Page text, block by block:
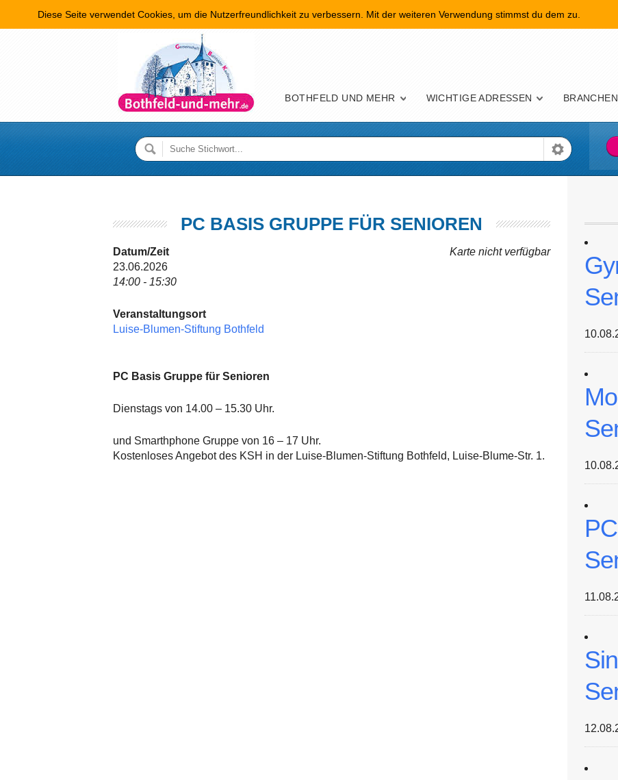
Hauptmenü
BOTHFELD UND MEHR WICHTIGE ADRESSEN
PC BASIS GRUPPE FÜR SENIOREN
Karte nicht verfügbar
Datum/Zeit
23.06.2026
14:00 - 15:30
Veranstaltungsort
Luise-Blumen-Stiftung Bothfeld
PC Basis Gruppe für Senioren
Dienstags von 14.00 – 15.30 Uhr.
und Smarthphone Gruppe von 16 – 17 Uhr.
Kostenloses Angebot des KSH in der Luise-Blumen-Stiftung Bothfeld, Luise-Blume-Str. 1.
Diese Seite verwendet Cookies, um die Nutzerfreundlichkeit zu verbessern. Mit der weiteren Verwendung stimmst du dem zu.